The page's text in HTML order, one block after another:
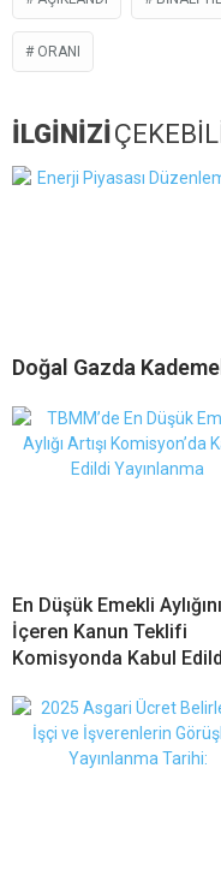
ORANI
İLGİNİZİ
Doğal Gazda
En Düşük Emekli Aylığını
İçeren Kanun Teklifi
Komisyonda Kabul